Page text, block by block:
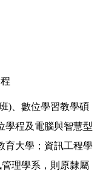
)、數位學習教學碩
學程及電腦與智慧型
育大學；資訊工程學
理學系，則原隸屬